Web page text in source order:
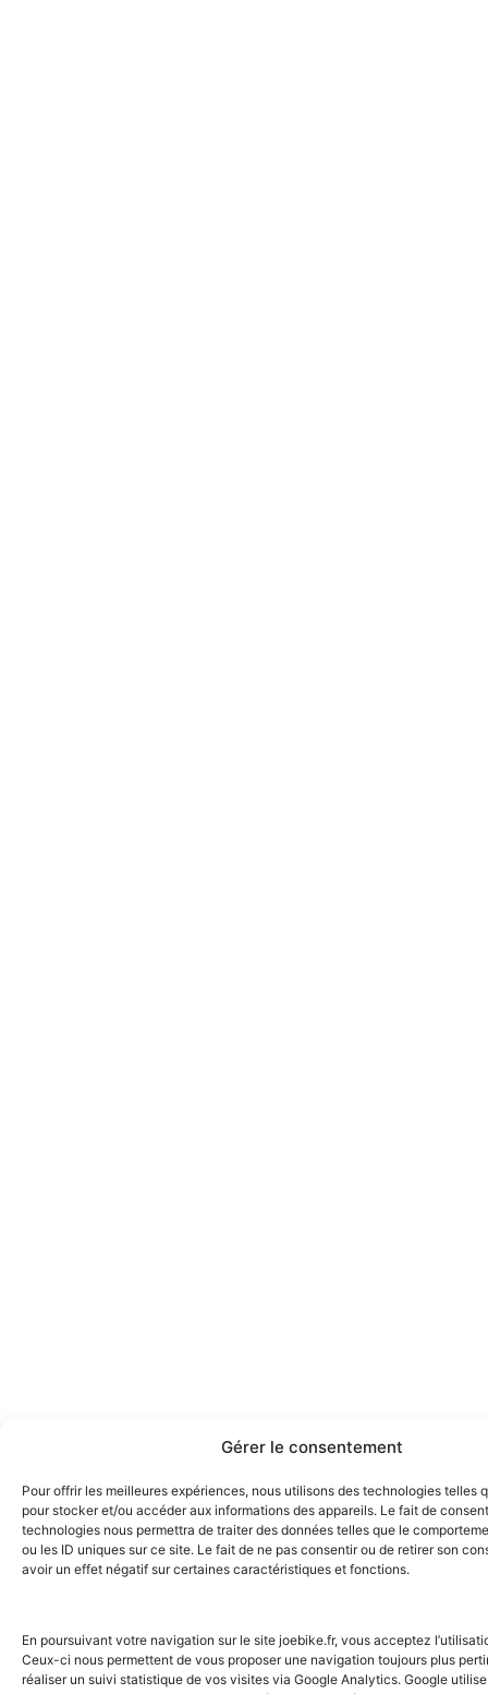
Gérer le consentement
Pour offrir les meilleures expériences, nous utilisons des technologies telles
pour stocker et/ou accéder aux informations des appareils. Le fait de
technologies nous permettra de traiter des données telles que le
ou les ID uniques sur ce site. Le fait de ne pas consentir ou de retirer son
avoir un effet négatif sur certaines caractéristiques et fonctions.
En poursuivant votre navigation sur le site joebike.fr, vous acceptez
Ceux-ci nous permettent de vous proposer une navigation toujours plus
réaliser un suivi statistique de vos visites via Google Analytics. Google